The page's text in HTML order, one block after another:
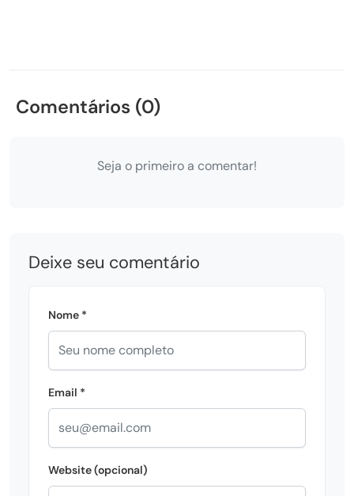
Comentários (0)
Seja o primeiro a comentar!
Deixe seu comentário
Nome *
Email *
Website (opcional)